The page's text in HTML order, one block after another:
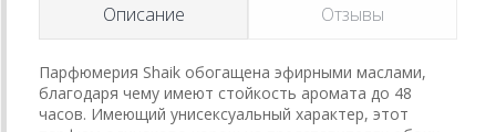
Описание Отзывы
Парфюмерия Shaik обогащена эфирными маслами,
благодаря чему имеют стойкость аромата до 48
часов. Имеющий унисексуальный характер, этот